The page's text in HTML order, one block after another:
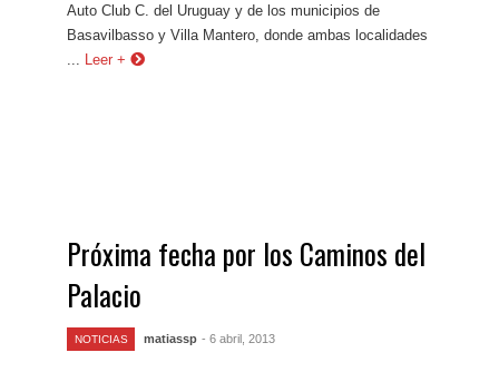
Auto Club C. del Uruguay y de los municipios de
Basavilbasso y Villa Mantero, donde ambas localidades
... Leer +
Próxima fecha por los Caminos del
Palacio
NOTICIAS matiassp - 6 abril, 2013